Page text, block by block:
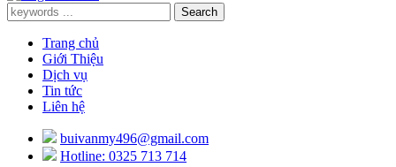
Trang chủ
Giới Thiệu
Dịch vụ
Tin tức
Liên hệ
buivanmy496@gmail.com
Hotline: 0325 713 714